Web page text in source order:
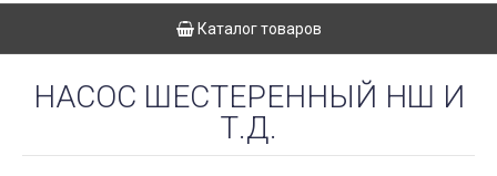
Каталог товаров
НАСОС ШЕСТЕРЕННЫЙ НШ И
Т.Д.